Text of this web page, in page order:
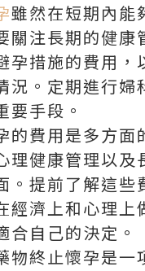
雖然在短期內能
關注長期的健康
孕措施的費用，
況。定期進行婦
要手段。
的費用是多方面
理健康管理以及
。提前了解這些
經濟上和心理上
合自己的決定。
物終止懷孕是一